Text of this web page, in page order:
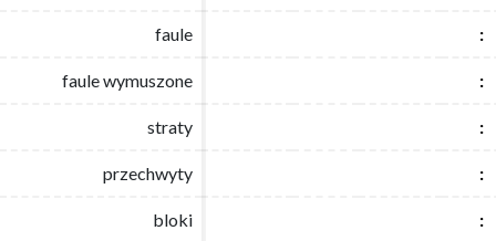
faule :
faule wymuszone :
straty :
przechwyty :
bloki :
faule :
faule wymuszone :
straty :
przechwyty :
bloki :